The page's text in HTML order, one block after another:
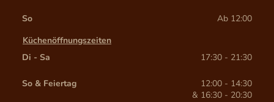
So
Ab 12:00
Küchenöffnungszeiten
Di - Sa
17:30 - 21:30
So & Feiertag
12:00 - 14:30
& 16:30 - 20:30